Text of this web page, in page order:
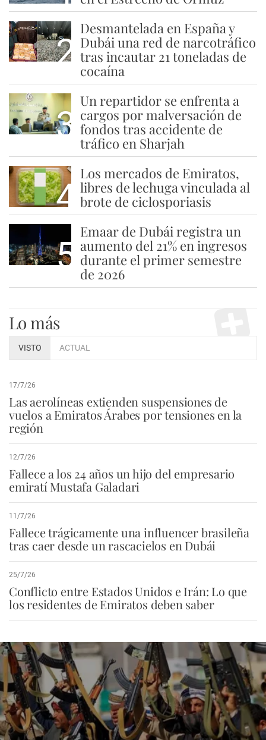
2
Desmantelada en España y
Dubái una red de narcotráfico
tras incautar 21 toneladas de
cocaína
3
Un repartidor se enfrenta a
cargos por malversación de
fondos tras accidente de
tráfico en Sharjah
4
Los mercados de Emiratos,
libres de lechuga vinculada al
brote de ciclosporiasis
5
Emaar de Dubái registra un
aumento del 21% en ingresos
durante el primer semestre
de 2026
Lo más
VISTO ACTUAL
17/7/26
Las aerolíneas extienden suspensiones de
vuelos a Emiratos Árabes por tensiones en la
región
12/7/26
Fallece a los 24 años un hijo del empresario
emiratí Mustafa Galadari
11/7/26
Fallece trágicamente una influencer brasileña
tras caer desde un rascacielos en Dubái
25/7/26
Conflicto entre Estados Unidos e Irán: Lo que
los residentes de Emiratos deben saber